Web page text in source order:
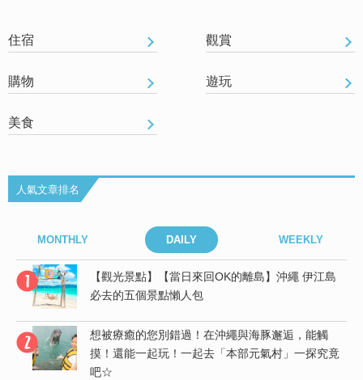
住宿 觀賞
購物 遊玩
美食
人氣文章排名
MONTHLY DAILY WEEKLY
【觀光景點】【當日來回OK的離島】沖繩 伊江島
必去的五個景點懶人包
想被療癒的您別錯過！在沖繩與海豚邂逅，能觸
摸！還能一起玩！一起去「本部元氣村」一探究竟
吧☆